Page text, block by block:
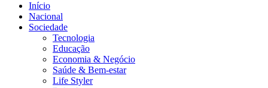
Início
Nacional
Sociedade
Tecnologia
Educação
Economia & Negócio
Saúde & Bem-estar
Life Styler